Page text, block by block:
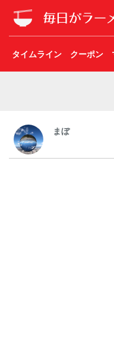
タイムライン クーポン
まぼ